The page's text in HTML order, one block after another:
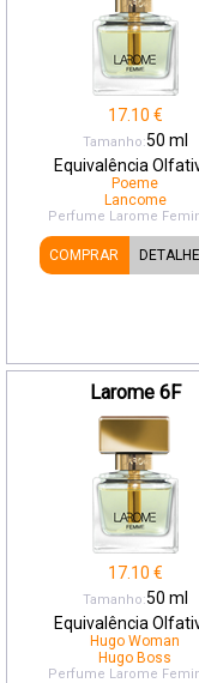
17.10 €
Tamanho:50 ml
Equivalência
Poeme
Lancome
Perfume Larome
COMPRAR
Larome 6F
17.10 €
Tamanho:50 ml
Equivalência
Hugo Woman
Hugo Boss
Perfume Larome